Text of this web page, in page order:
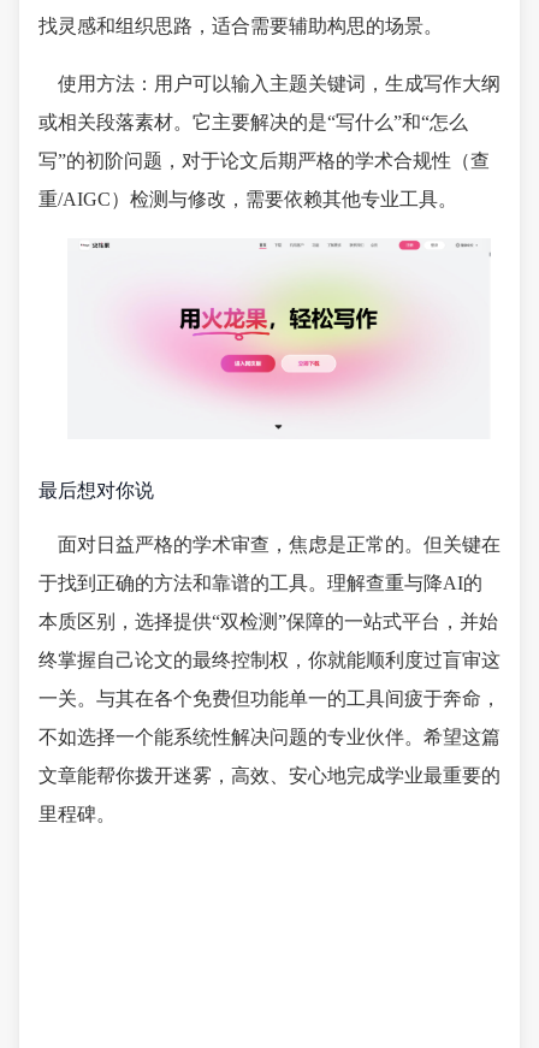
找灵感和组织思路，适合需要辅助构思的场景。
使用方法：用户可以输入主题关键词，生成写作大纲
或相关段落素材。它主要解决的是“写什么”和“怎么
写”的初阶问题，对于论文后期严格的学术合规性（查
重/AIGC）检测与修改，需要依赖其他专业工具。
最后想对你说
面对日益严格的学术审查，焦虑是正常的。但关键在
于找到正确的方法和靠谱的工具。理解查重与降AI的
本质区别，选择提供“双检测”保障的一站式平台，并始
终掌握自己论文的最终控制权，你就能顺利度过盲审这
一关。与其在各个免费但功能单一的工具间疲于奔命，
不如选择一个能系统性解决问题的专业伙伴。希望这篇
文章能帮你拨开迷雾，高效、安心地完成学业最重要的
里程碑。